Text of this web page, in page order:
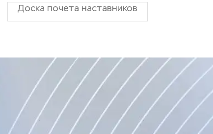
Доска почета наставников